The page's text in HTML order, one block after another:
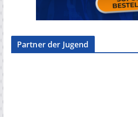
Partner der Jugend